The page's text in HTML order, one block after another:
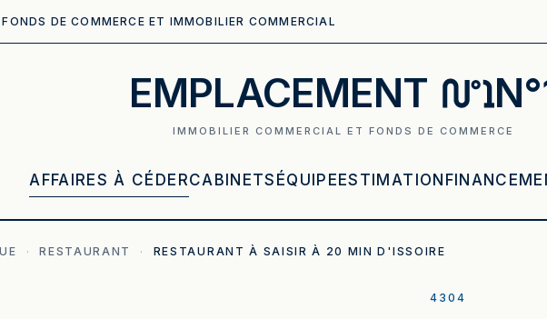
DE COMMERCE ET IMMOBILIER COMMERCIAL
EMPLACEMENT
IMMOBILIER COMMERCIAL ET FONDS DE COMMERCE
AFFAIRES À CÉDERCABINETS ÉQUIPE ESTIMATION
· RESTAURANT · RESTAURANT À SAISIR À 20 MIN D'ISSOIRE
4304